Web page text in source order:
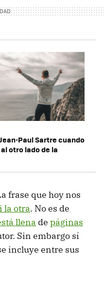
Paul Sartre cuando
otro lado de la
frase que hoy nos
la otra. No es de
llena de páginas
Sin embargo sí
incluye entre sus